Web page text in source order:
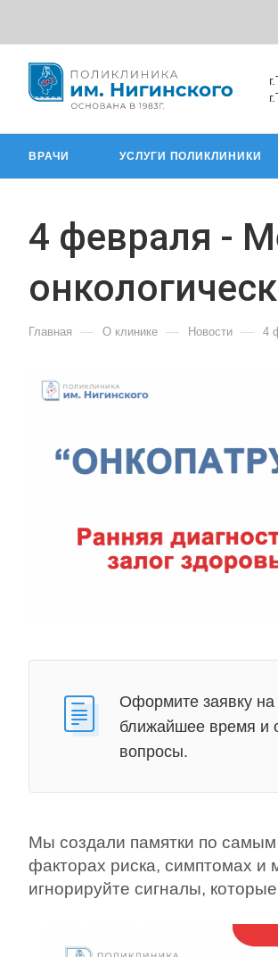
ВРАЧИ УСЛУГИ ПОЛИКЛИНИКИ
4 февраля -
Главная — О клинике — Новости — 4
Оформите заявку
ближайшее время и
вопросы.
Мы создали памятки по
факторах риска, симптомах и
игнорируйте сигналы,